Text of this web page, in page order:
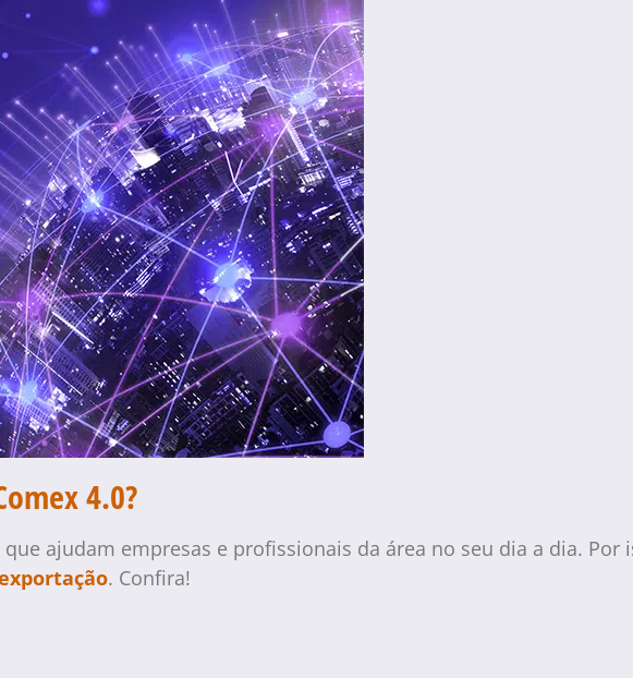
4.0?
ajudam empresas e profissionais da área no seu dia a dia. Por
. Confira!